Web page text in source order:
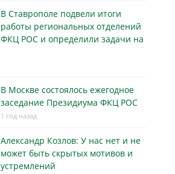
В Ставрополе подвели итоги
работы региональных отделений
ФКЦ РОС и определили задачи на
В Москве состоялось ежегодное
заседание Президиума ФКЦ РОС
1 год назад
Александр Козлов: У нас нет и не
может быть скрытых мотивов и
устремлений